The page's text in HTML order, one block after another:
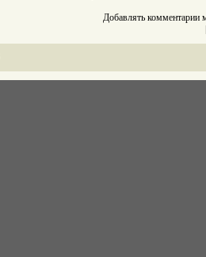
Добавлять комментарии